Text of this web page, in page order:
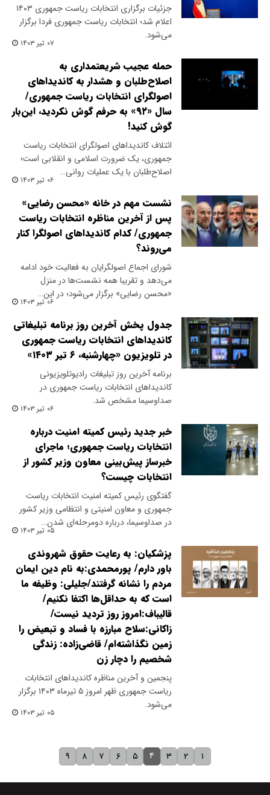
جزئیات برگزاری انتخابات ریاست جمهوری ۱۴۰۳
اعلام شد؛ انتخابات ریاست جمهوری فردا برگزار
می‌شود.
۰۷ تیر ۱۴۰۳
حمله عجیب شریعتمداری به
اصلاح‌طلبان و هشدار به کاندیداهای
اصولگرای انتخابات ریاست جمهوری/
سال «۹۲» به حرفم گوش نکردید، این‌بار
گوش کنید!
ائتلاف کاندیداهای اصولگرای انتخابات ریاست
جمهوری، یک ضرورت اسلامی و انقلابی است؛
اصلاح‌طلبان با یک عملیات روانی…
۰۶ تیر ۱۴۰۳
نشست مهم در خانه «محسن رضایی»
پس از آخرین مناظره انتخابات ریاست
جمهوری/ کدام کاندیداهای اصولگرا کنار
می‌روند؟
شورای اجماع اصولگرایان به فعالیت خود ادامه
می‌دهد و تقریبا همه نشست‌ها در منزل
«محسن رضایی» برگزار می‌شود؛ در این…
۰۶ تیر ۱۴۰۳
جدول پخش آخرین روز برنامه تبلیغاتی
کاندیداهای انتخابات ریاست جمهوری
در تلویزیون «چهارشنبه، ۶ تیر ۱۴۰۳»
برنامه آخرین روز تبلیغات رادیوتلویزیونی
کاندیداهای انتخابات ریاست جمهوری در
صداوسیما مشخص شد.
۰۶ تیر ۱۴۰۳
خبر جدید رئیس کمیته امنیت درباره
انتخابات ریاست جمهوری؛ ماجرای
خبرساز پیش‌بینی معاون وزیر کشور از
انتخابات چیست؟
گفتگوی رئیس کمیته امنیت انتخابات ریاست
جمهوری و معاون امنیتی و انتظامی وزیر کشور
در صداوسیما، درباره دومرحله‌ای شدن…
۰۵ تیر ۱۴۰۳
پزشکیان: به رعایت حقوق شهروندی
باور دارم/ پورمحمدی:به نام دین ایمان
مردم را نشانه گرفتند/جلیلی: وظیفه ما
است که به حداقل‌ها اکتفا نکنیم/
قالیباف:امروز روز تردید نیست/
زاکانی:سلاح مبارزه با فساد و تبعیض را
زمین نگذاشته‌ام/ قاضی‌زاده: زندگی
شخصیم را دچار زن
پنجمین و آخرین مناظره کاندیداهای انتخابات
ریاست جمهوری ظهر امروز ۵ تیرماه ۱۴۰۳ برگزار
می‌شود.
۰۵ تیر ۱۴۰۳
۱ ۲ ۳ ۴ ۵ ۶ ۷ ۸ ۹